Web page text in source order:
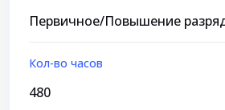
Первичное/Повышение
Кол-во часов
480